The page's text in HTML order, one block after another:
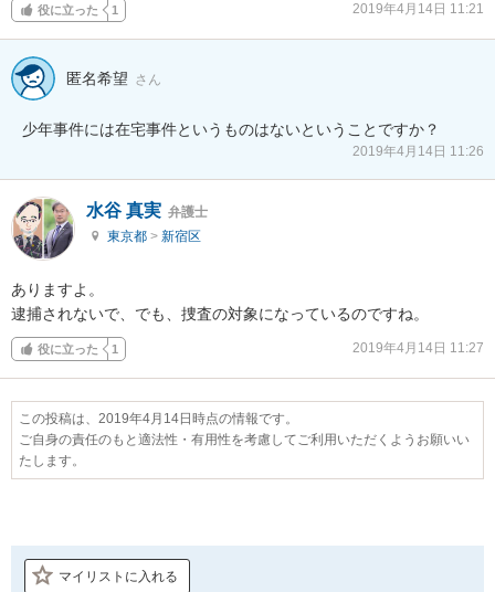
役に立った 1 2019年4月14日 11:21
匿名希望 さん
少年事件には在宅事件というものはないということですか？
2019年4月14日 11:26
水谷 真実 弁護士
東京都 > 新宿区
ありますよ。
逮捕されないで、でも、捜査の対象になっているのですね。
役に立った 1 2019年4月14日 11:27
この投稿は、2019年4月14日時点の情報です。
ご自身の責任のもと適法性・有用性を考慮してご利用いただくようお願いい
たします。
マイリストに入れる